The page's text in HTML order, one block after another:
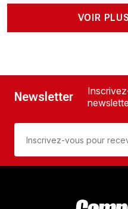
VOIR
Newsletter